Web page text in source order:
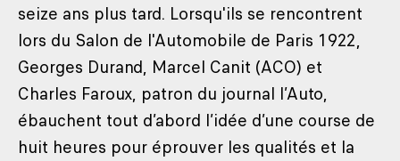
seize ans plus tard. Lorsqu'ils se rencontrent
lors du Salon de l'Automobile de Paris 1922,
Georges Durand, Marcel Canit (ACO) et
Charles Faroux, patron du journal l’Auto,
ébauchent tout d’abord l’idée d’une course de
huit heures pour éprouver les qualités et la